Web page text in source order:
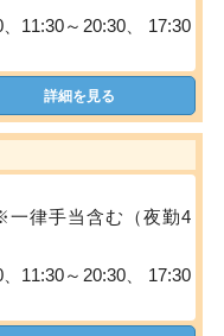
11:30～20:30、 17:30
詳細を見る
律手当含む（夜勤4
11:30～20:30、 17:30